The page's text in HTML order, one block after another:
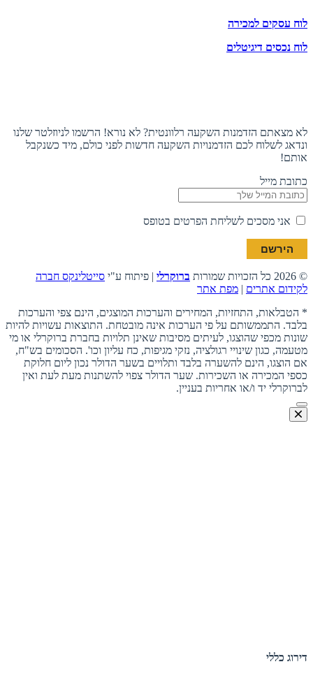
לוח עסקים למכירה
לוח נכסים דיגיטלים
לא מצאתם הזדמנות השקעה רלוונטית? לא נורא! הרשמו לניוזלטר שלנו
ונדאג לשלוח לכם הזדמנויות השקעה חדשות לפני כולם, מיד כשנקבל
אותם!
כתובת מייל
אני מסכים לשליחת הפרטים בטופס
© 2026 כל הזכויות שמורות ברוקרלי | פיתוח ע"י סייטלינקס חברה
לקידום אתרים | מפת אתר
* הטבלאות, התחזיות, המחירים והערכות המוצגים, הינם צפי והערכות
בלבד. התממשותם על פי הערכות אינה מובטחת. התוצאות עשויות להיות
שונות מכפי שהוצגו, לעיתים מסיבות שאינן תלויות בחברת ברוקרלי או מי
מטעמה, כגון שינויי רגולציה, נזקי מגיפות, כח עליון וכו'. הסכומים בש"ח,
אם הוצגו, הינם להשערה בלבד ותלויים בשער הדולר נכון ליום חלוקת
כספי המכירה או השכירות. שער הדולר צפוי להשתנות מעת לעת ואין
לברוקרלי יד ו/או אחריות בעניין.
דירוג כללי